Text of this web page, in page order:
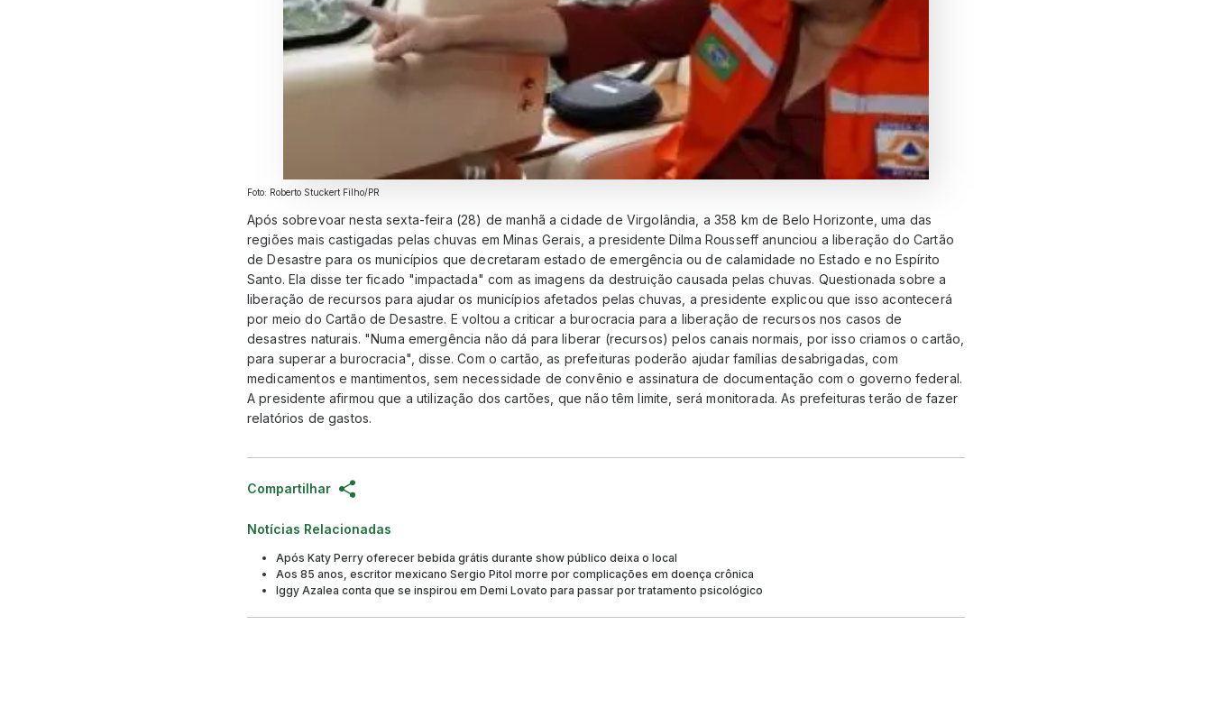
Foto: Roberto Stuckert Filho/PR
Após sobrevoar nesta sexta-feira (28) de manhã a cidade de Virgolândia, a 358 km de Belo Horizonte, uma das
regiões mais castigadas pelas chuvas em Minas Gerais, a presidente Dilma Rousseff anunciou a liberação do Cartão
de Desastre para os municípios que decretaram estado de emergência ou de calamidade no Estado e no Espírito
Santo. Ela disse ter ficado "impactada" com as imagens da destruição causada pelas chuvas. Questionada sobre a
liberação de recursos para ajudar os municípios afetados pelas chuvas, a presidente explicou que isso acontecerá
por meio do Cartão de Desastre. E voltou a criticar a burocracia para a liberação de recursos nos casos de
desastres naturais. "Numa emergência não dá para liberar (recursos) pelos canais normais, por isso criamos o cartão,
para superar a burocracia", disse. Com o cartão, as prefeituras poderão ajudar famílias desabrigadas, com
medicamentos e mantimentos, sem necessidade de convênio e assinatura de documentação com o governo federal.
A presidente afirmou que a utilização dos cartões, que não têm limite, será monitorada. As prefeituras terão de fazer
relatórios de gastos.
Compartilhar
Notícias Relacionadas
Após Katy Perry oferecer bebida grátis durante show público deixa o local
Aos 85 anos, escritor mexicano Sergio Pitol morre por complicações em doença crônica
Iggy Azalea conta que se inspirou em Demi Lovato para passar por tratamento psicológico